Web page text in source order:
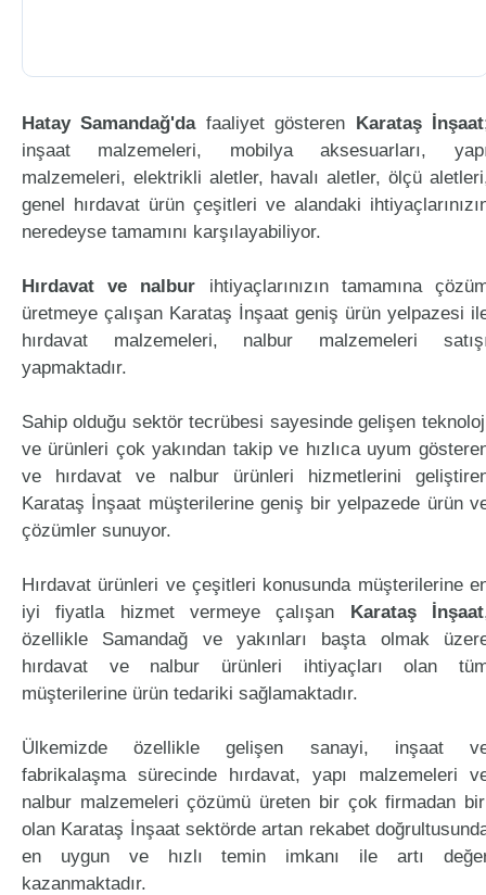
Hatay Samandağ'dafaaliyet gösteren Karataş İnşaat
inşaat malzemeleri, mobilya aksesuarları,
malzemeleri, elektrikli aletler, havalı aletler, ölçü
genel hırdavat ürün çeşitleri ve alandaki
neredeyse tamamını karşılayabiliyor.
Hırdavat ve nalbur ihtiyaçlarınızın tamamına
üretmeye çalışan Karataş İnşaat geniş ürün yelpazesi
hırdavat malzemeleri, nalbur malzemeleri
yapmaktadır.
Sahip olduğu sektör tecrübesi sayesinde gelişen
ve ürünleri çok yakından takip ve hızlıca uyum
ve hırdavat ve nalbur ürünleri hizmetlerini
Karataş İnşaat müşterilerine geniş bir yelpazede ürün
çözümler sunuyor.
Hırdavat ürünleri ve çeşitleri konusunda müşterilerine
iyi fiyatla hizmet vermeye çalışan Karataş İnşaat
özellikle Samandağ ve yakınları başta olmak
hırdavat ve nalbur ürünleri ihtiyaçları olan
müşterilerine ürün tedariki sağlamaktadır.
Ülkemizde özellikle gelişen sanayi, inşaat
fabrikalaşma sürecinde hırdavat, yapı malzemeleri
nalbur malzemeleri çözümü üreten bir çok firmadan
olan Karataş İnşaat sektörde artan rekabet
en uygun ve hızlı temin imkanı ile artı
kazanmaktadır.